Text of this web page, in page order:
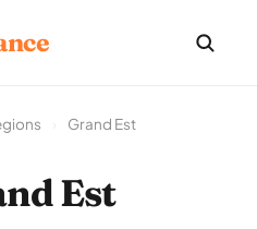
Grand Est
Est